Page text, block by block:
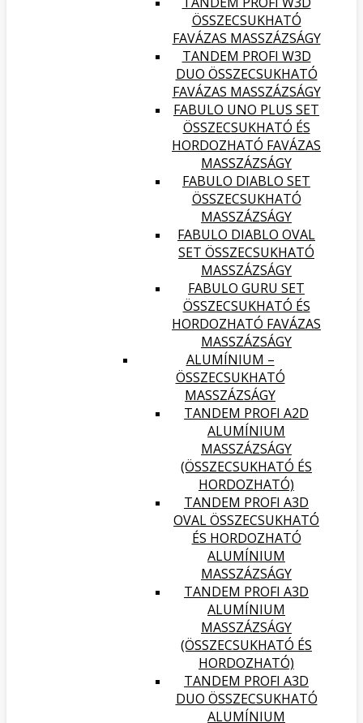
ÖSSZECSUKHATÓ
FAVÁZAS MASSZÁZSÁGY
TANDEM PROFI W3D
DUO ÖSSZECSUKHATÓ
FAVÁZAS MASSZÁZSÁGY
FABULO UNO PLUS SET
ÖSSZECSUKHATÓ ÉS
HORDOZHATÓ FAVÁZAS
MASSZÁZSÁGY
FABULO DIABLO SET
ÖSSZECSUKHATÓ
MASSZÁZSÁGY
FABULO DIABLO OVAL
SET ÖSSZECSUKHATÓ
MASSZÁZSÁGY
FABULO GURU SET
ÖSSZECSUKHATÓ ÉS
HORDOZHATÓ FAVÁZAS
MASSZÁZSÁGY
ALUMÍNIUM –
ÖSSZECSUKHATÓ
MASSZÁZSÁGY
TANDEM PROFI A2D
ALUMÍNIUM
MASSZÁZSÁGY
(ÖSSZECSUKHATÓ ÉS
HORDOZHATÓ)
TANDEM PROFI A3D
OVAL ÖSSZECSUKHATÓ
ÉS HORDOZHATÓ
ALUMÍNIUM
MASSZÁZSÁGY
TANDEM PROFI A3D
ALUMÍNIUM
MASSZÁZSÁGY
(ÖSSZECSUKHATÓ ÉS
HORDOZHATÓ)
TANDEM PROFI A3D
DUO ÖSSZECSUKHATÓ
ALUMÍNIUM